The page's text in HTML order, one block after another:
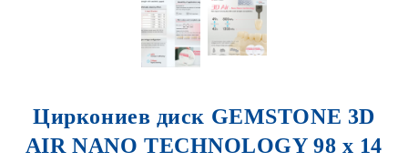
Циркониев диск GEMSTONE 3D
AIR NANO TECHNOLOGY 98 x 14